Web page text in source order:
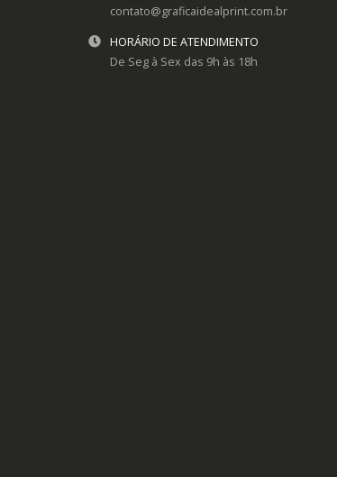
contato@graficaidealprint.com.br
HORÁRIO DE ATENDIMENTO
De Seg à Sex das 9h às 18h